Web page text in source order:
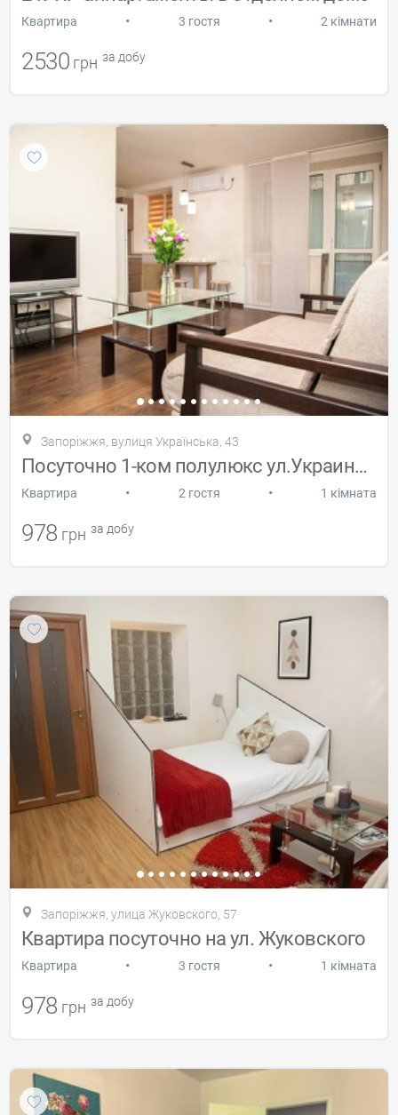
Квартира • 3 гостя • 2 кімнати
2530 грн за добу
Запоріжжя, вулиця Українська, 43
Посуточно 1-ком полулюкс ул.Украинская
Квартира • 2 гостя • 1 кімната
978 грн за добу
Запоріжжя, улица Жуковского, 57
Квартира посуточно на ул. Жуковского
Квартира • 3 гостя • 1 кімната
978 грн за добу